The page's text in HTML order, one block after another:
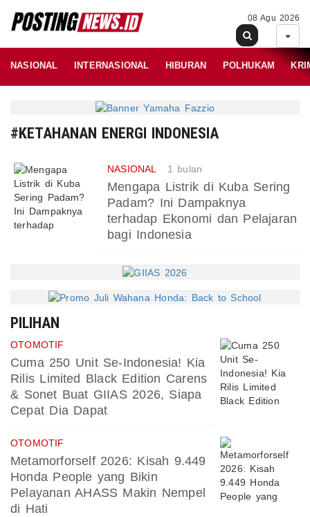
08 Agu 2026
NASIONAL INTERNASIONAL HIBURAN POLHUKAM
#KETAHANAN ENERGI INDONESIA
NASIONAL 1 bulan
Mengapa Listrik di Kuba Sering
Padam? Ini Dampaknya
terhadap Ekonomi dan Pelajaran
bagi Indonesia
PILIHAN
OTOMOTIF
Cuma 250 Unit Se-Indonesia! Kia
Rilis Limited Black Edition Carens
& Sonet Buat GIIAS 2026, Siapa
Cepat Dia Dapat
OTOMOTIF
Metamorforself 2026: Kisah 9.449
Honda People yang Bikin
Pelayanan AHASS Makin Nempel
di Hati